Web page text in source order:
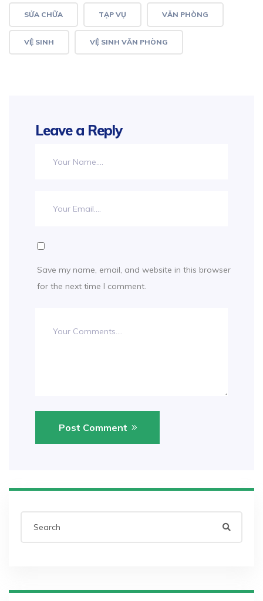
SỬA CHỮA TẠP VỤ VĂN PHÒNG
VỆ SINH VỆ SINH VĂN PHÒNG
Leave a Reply
Save my name, email, and website in this browser
for the next time I comment.
Post Comment